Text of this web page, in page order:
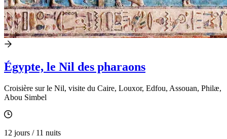
Égypte, le Nil des pharaons
Croisière sur le Nil, visite du Caire, Louxor, Edfou, Assouan, Philӕ,
Abou Simbel
12 jours / 11 nuits